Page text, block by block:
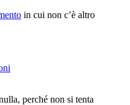
in cui non c’è altro
perché non si tenta